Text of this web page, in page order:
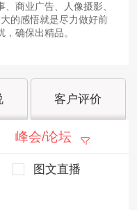
商业广告、人像摄影、
的感悟就是尽力做好前
确保出精品。
客户评价
峰会/论坛
图文直播